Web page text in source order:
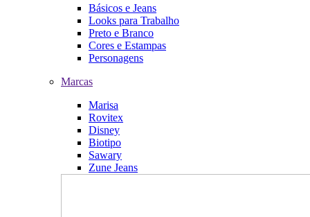
Básicos e Jeans
Looks para Trabalho
Preto e Branco
Cores e Estampas
Personagens
Marcas
Marisa
Rovitex
Disney
Biotipo
Sawary
Zune Jeans